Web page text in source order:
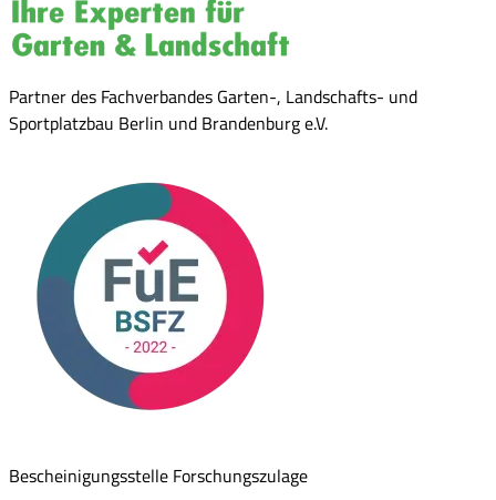
Partner des Fachverbandes Garten-, Landschafts- und
Sportplatzbau Berlin und Brandenburg e.V.
Bescheinigungsstelle Forschungszulage